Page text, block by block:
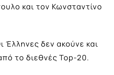
και τον Κωνσταντίνο
Έλληνες δεν ακούνε και
το διεθνές Top-20.